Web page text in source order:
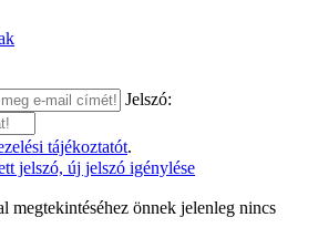
Jelszó:
tájékoztatót.
jelszó, új jelszó igénylése
megtekintéséhez önnek jelenleg nincs